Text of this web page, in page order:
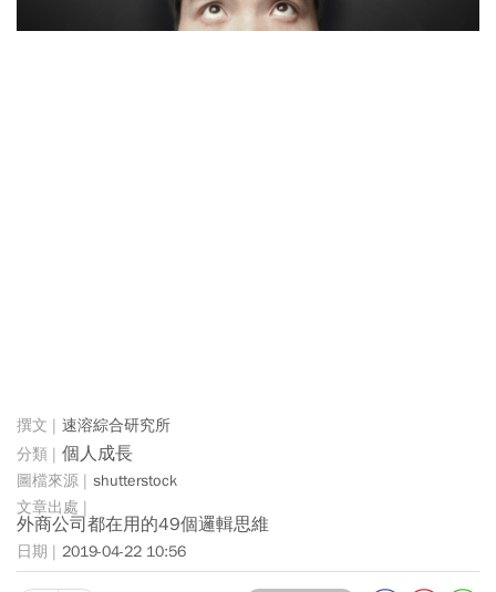
速溶綜合研究所
個人成長
shutterstock
外商公司都在用的49個邏輯思維
2019-04-22 10:56